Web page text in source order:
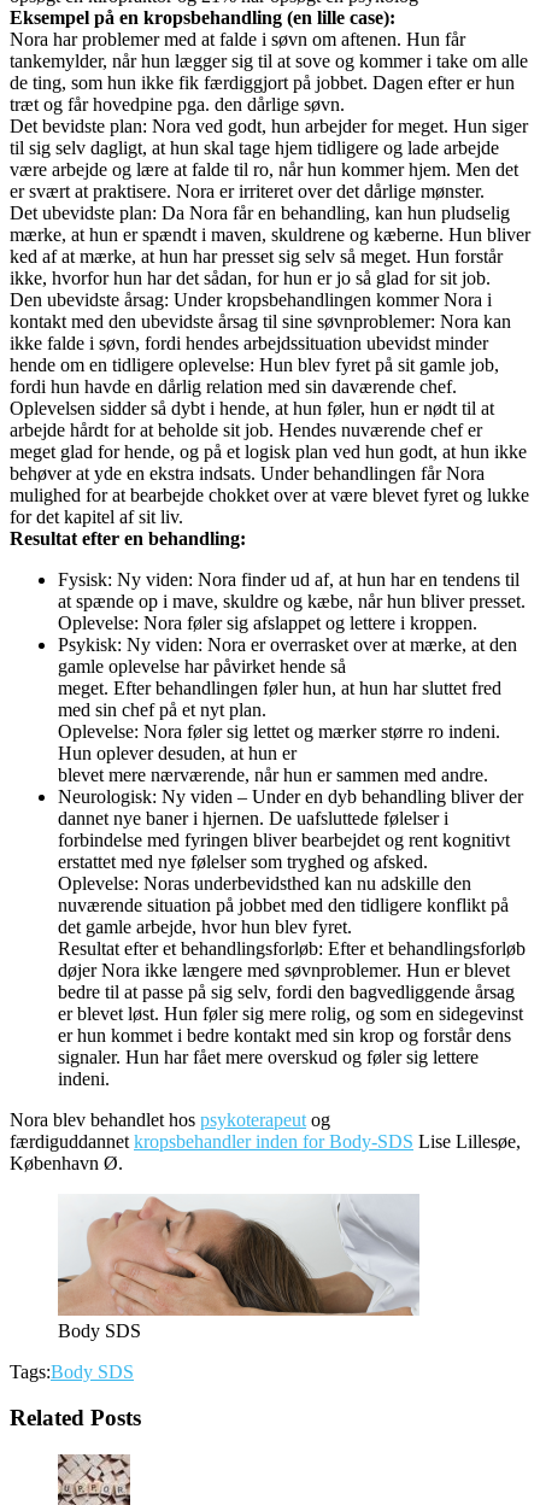
Eksempel på en kropsbehandling (en lille case):
Nora har problemer med at falde i søvn om aftenen. Hun får
tankemylder, når hun lægger sig til at sove og kommer i take om alle
de ting, som hun ikke fik færdiggjort på jobbet. Dagen efter er hun
træt og får hovedpine pga. den dårlige søvn.
Det bevidste plan: Nora ved godt, hun arbejder for meget. Hun siger
til sig selv dagligt, at hun skal tage hjem tidligere og lade arbejde
være arbejde og lære at falde til ro, når hun kommer hjem. Men det
er svært at praktisere. Nora er irriteret over det dårlige mønster.
Det ubevidste plan: Da Nora får en behandling, kan hun pludselig
mærke, at hun er spændt i maven, skuldrene og kæberne. Hun bliver
ked af at mærke, at hun har presset sig selv så meget. Hun forstår
ikke, hvorfor hun har det sådan, for hun er jo så glad for sit job.
Den ubevidste årsag: Under kropsbehandlingen kommer Nora i
kontakt med den ubevidste årsag til sine søvnproblemer: Nora kan
ikke falde i søvn, fordi hendes arbejdssituation ubevidst minder
hende om en tidligere oplevelse: Hun blev fyret på sit gamle job,
fordi hun havde en dårlig relation med sin daværende chef.
Oplevelsen sidder så dybt i hende, at hun føler, hun er nødt til at
arbejde hårdt for at beholde sit job. Hendes nuværende chef er
meget glad for hende, og på et logisk plan ved hun godt, at hun ikke
behøver at yde en ekstra indsats. Under behandlingen får Nora
mulighed for at bearbejde chokket over at være blevet fyret og lukke
for det kapitel af sit liv.
Resultat efter en behandling:
Fysisk: Ny viden: Nora finder ud af, at hun har en tendens til
at spænde op i mave, skuldre og kæbe, når hun bliver presset.
Oplevelse: Nora føler sig afslappet og lettere i kroppen.
Psykisk: Ny viden: Nora er overrasket over at mærke, at den
gamle oplevelse har påvirket hende så
meget. Efter behandlingen føler hun, at hun har sluttet fred
med sin chef på et nyt plan.
Oplevelse: Nora føler sig lettet og mærker større ro indeni.
Hun oplever desuden, at hun er
blevet mere nærværende, når hun er sammen med andre.
Neurologisk: Ny viden – Under en dyb behandling bliver der
dannet nye baner i hjernen. De uafsluttede følelser i
forbindelse med fyringen bliver bearbejdet og rent kognitivt
erstattet med nye følelser som tryghed og afsked.
Oplevelse: Noras underbevidsthed kan nu adskille den
nuværende situation på jobbet med den tidligere konflikt på
det gamle arbejde, hvor hun blev fyret.
Resultat efter et behandlingsforløb: Efter et behandlingsforløb
døjer Nora ikke længere med søvnproblemer. Hun er blevet
bedre til at passe på sig selv, fordi den bagvedliggende årsag
er blevet løst. Hun føler sig mere rolig, og som en sidegevinst
er hun kommet i bedre kontakt med sin krop og forstår dens
signaler. Hun har fået mere overskud og føler sig lettere
indeni.
Nora blev behandlet hos psykoterapeut og
færdiguddannet kropsbehandler inden for Body-SDS Lise Lillesøe,
København Ø.
Body SDS
Tags:Body SDS
Related Posts